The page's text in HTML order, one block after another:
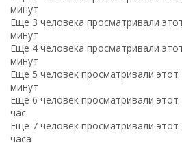
минут
Еще 3 человека просматривали
минут
Еще 4 человека просматривали
минут
Еще 5 человек просматривали этот
минут
Еще 6 человек просматривали этот
час
Еще 7 человек просматривали этот
часа